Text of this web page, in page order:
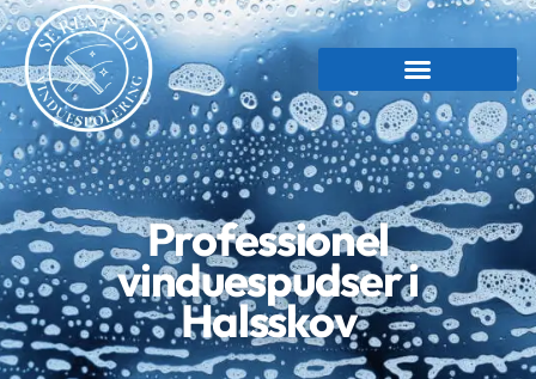
Professionel
vinduespudser i
Halsskov